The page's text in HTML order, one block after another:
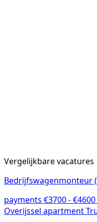
Vergelijkbare vacatures
Bedrijfswagenmonteur
payments €3700 -
Overijssel apartment